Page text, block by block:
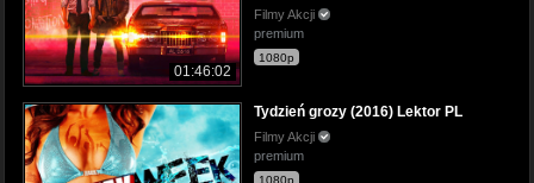
01:46:02
Filmy Akcji
premium
1080p
Tydzień grozy (2016) Lektor PL
Filmy Akcji
premium
1080p